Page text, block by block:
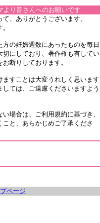
より皆さんへのお願いです
、ありがとうございます。
の妊娠週数にあったものを毎日
にしており、著作権も有してい
断りしております。
すことは大変うれしく思います
ては、ご遠慮くださいますよう
場合は、ご利用規約に基づき、
と、あらかじめご了承くださ
ページ